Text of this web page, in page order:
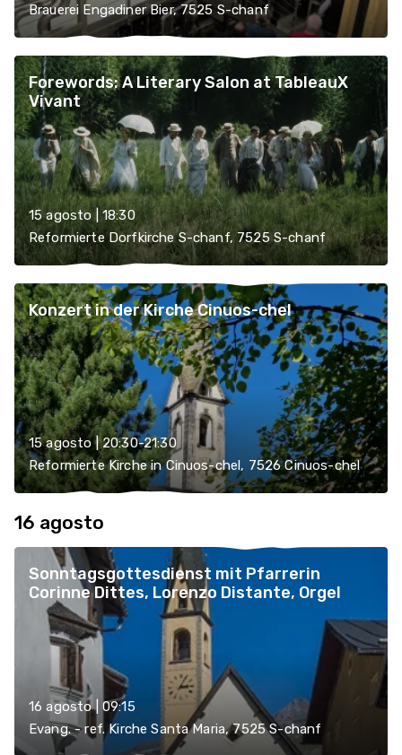
Brauerei Engadiner Bier, 7525 S-chanf
Forewords: A Literary Salon at TableauX
Vivant
15 agosto | 18:30
Reformierte Dorfkirche S-chanf, 7525 S-chanf
Konzert in der Kirche Cinuos-chel
15 agosto | 20:30-21:30
Reformierte Kirche in Cinuos-chel, 7526 Cinuos-chel
16 agosto
Sonntagsgottesdienst mit Pfarrerin
Corinne Dittes, Lorenzo Distante, Orgel
16 agosto | 09:15
Evang. - ref. Kirche Santa Maria, 7525 S-chanf